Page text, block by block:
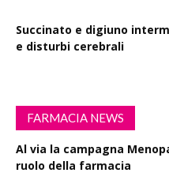
Succinato e digiuno
e disturbi cerebrali
FARMACIA NEWS
Al via la campagna
ruolo della farmacia